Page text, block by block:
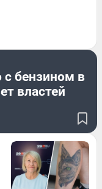
бензином в
властей